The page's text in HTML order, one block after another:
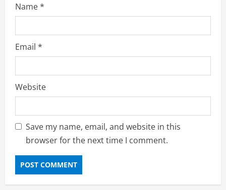
Name*
Email *
Website
Save my name, email, and website in this
browser for the next time I comment.